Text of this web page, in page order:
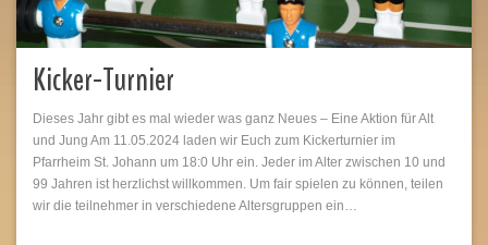
Kicker-Turnier
Dieses Jahr gibt es mal wieder was ganz Neues – Eine Aktion für Alt
und Jung Am 11.05.2024 laden wir Euch zum Kickerturnier im
Pfarrheim St. Johann um 18:0 Uhr ein. Jeder im Alter zwischen 10 und
99 Jahren ist herzlichst willkommen. Um fair spielen zu können, teilen
wir die teilnehmer in verschiedene Altersgruppen ein…